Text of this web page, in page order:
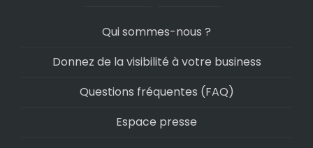
Qui sommes-nous ?
Donnez de la visibilité à votre business
Questions fréquentes (FAQ)
Espace presse